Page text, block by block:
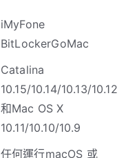
iMyFone
BitLockerGoMac
Catalina
10.15/10.14/10.13/10.12
和Mac OS X
10.11/10.10/10.9
任何運行macOS 或